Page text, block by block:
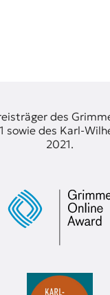
des
sowie des Karl-
2021.